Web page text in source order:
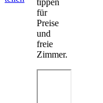
für
Preise
und
freie
Zimmer.